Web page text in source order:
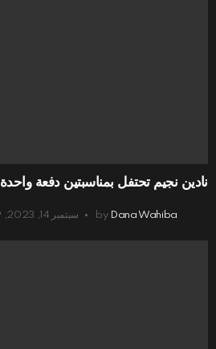
نادين نجيم تحتفل بمناسبتين دفعة واحدة
by Dana Wahiba سبتمبر 14, 2023, 3:39 م